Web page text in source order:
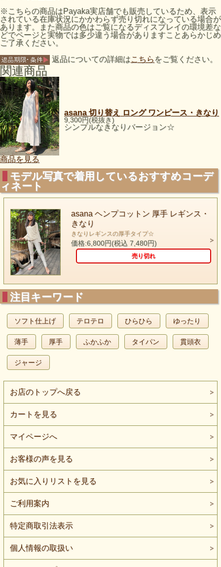
※こちらの商品はPayaka実店舗でも販売しているため、表示
されている在庫状況にかかわらず売り切れになっている場合が
あります。また商品の色はご覧になるディスプレイの環境差な
どでページと実物では多少違う場合がありますことあらかじめ
ご了承ください。
返品についての詳細はこちら をご覧ください。
関連商品
商品を見る
asana 切り替え ロング ワンピース・きなり
9,300円(税抜き)
シンプルなきなりバージョン☆
モデル写真で着用しているおすすめコーデ
ィネート
asana ヘンプコットン 厚手 レギンス・
きなり
きなりレギンスの厚手タイプ☆
価格:6,800円(税込 7,480円)
売り切れ
注目キーワード
ソフト仕上げ テロテロ ひらひら ゆったり
薄手 厚手 ふかふか タイパン 貫頭衣
ジャージ
お店のトップへ戻る
カートを見る
マイページへ
お客様の声を見る
お気に入りリストを見る
ご利用案内
特定商取引法表示
個人情報の取扱い